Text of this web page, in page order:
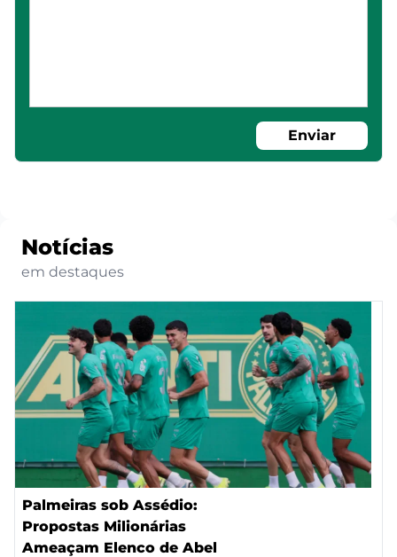
Enviar
Notícias
em destaques
Palmeiras sob Assédio:
Propostas Milionárias
Ameaçam Elenco de Abel